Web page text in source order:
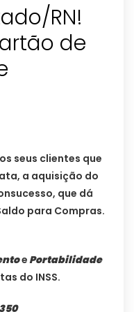
RN!
de
seus clientes que
a aquisição do
que dá
para Compras.
ePortabilidade
do INSS.